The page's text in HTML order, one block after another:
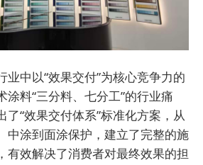
业中以“效果交付”为核心竞争力的
涂料“三分料、七分工”的行业痛
了“效果交付体系”标准化方案，从
中涂到面涂保护，建立了完整的施
有效解决了消费者对最终效果的担